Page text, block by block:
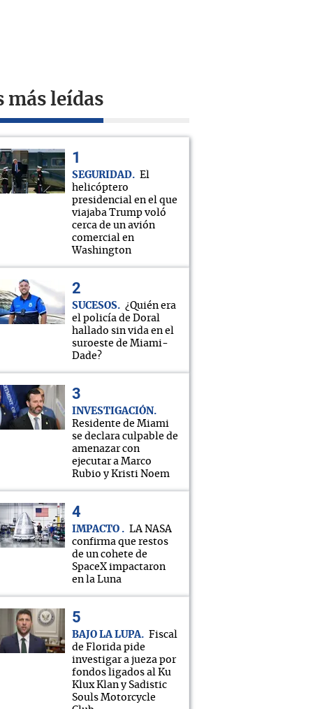
más leídas
SEGURIDAD
El
helicóptero
presidencial en el que
viajaba Trump voló
cerca de un avión
comercial en
Washington
SUCESOS
¿Quién era
el policía de Doral
hallado sin vida en el
suroeste de Miami-
Dade?
INVESTIGACIÓN
Residente de Miami
se declara culpable de
amenazar con
ejecutar a Marco
Rubio y Kristi Noem
IMPACTO
LA NASA
confirma que restos
de un cohete de
SpaceX impactaron
en la Luna
BAJO LA LUPA
Fiscal
de Florida pide
investigar a jueza por
fondos ligados al Ku
Klux Klan y Sadistic
Souls Motorcycle